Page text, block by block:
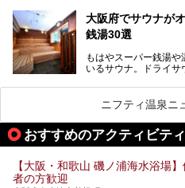
る迫力ある熱波パフォ
のう”体験をしっかり
ケやボウリングとい
で“遊び+癒し”の一日
処にいたるまで魅力
そんなスパワールドが
室や日本最大級140人
アルオープン！浴室で
大規模リニューアル
オープンイベントに
大阪府でサウナが
銭湯30選
もはやスーパー銭湯
いるサウナ。ドライ
ペース、ロウリュウな
が充実した施設も多
今回はそんなサウナに
泉・銭湯・スパを30件
ニフティ温泉ニ
おすすめのアクティビテ
【大阪・和歌山 磯ノ浦海水浴場
者の方歓迎